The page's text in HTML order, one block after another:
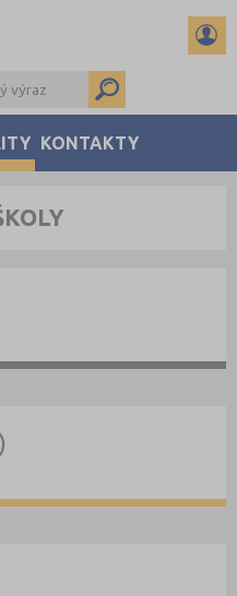
KONTAKTY